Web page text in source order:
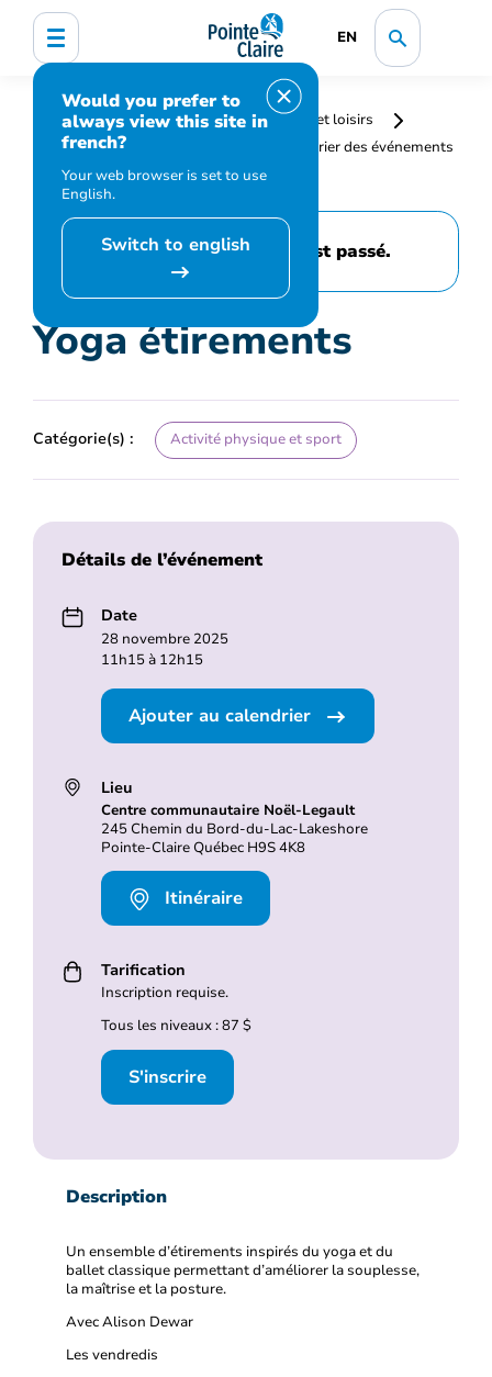
EN
Would you prefer to
always view this site in
french?
Your web browser is set to use
English.
Switch to english
Accueil
Bibliothèque, culture, sports et loisirs
Programmation et inscription
Calendrier des événements
et activités
Yoga étirements
Cet événement est passé.
Yoga étirements
Catégorie(s) : Activité physique et sport
Détails de l’événement
Date
28 novembre 2025
11h15 à 12h15
Ajouter au calendrier
Lieu
Centre communautaire Noël-Legault
245 Chemin du Bord-du-Lac-Lakeshore
Pointe-Claire Québec H9S 4K8
Itinéraire
Tarification
Inscription requise.
Tous les niveaux : 87 $
S'inscrire
Description
Un ensemble d’étirements inspirés du yoga et du
ballet classique permettant d’améliorer la souplesse,
la maîtrise et la posture.
Avec Alison Dewar
Les vendredis